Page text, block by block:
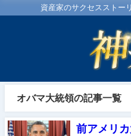
資産家のサクセスストー
オバマ大統領の記事一覧
前アメリ